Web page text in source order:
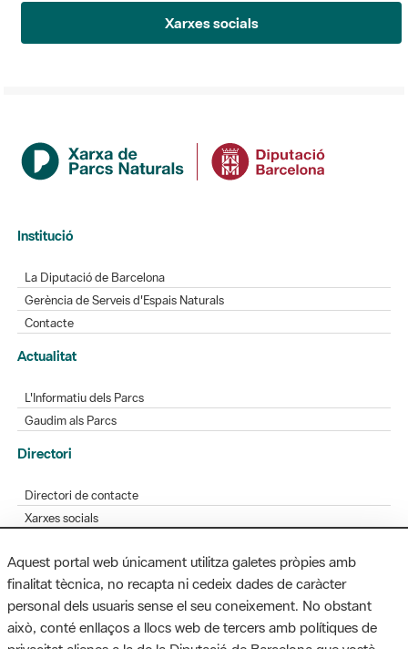
Xarxes socials
Institució
La Diputació de Barcelona
Gerència de Serveis d'Espais Naturals
Contacte
Actualitat
L'Informatiu dels Parcs
Gaudim als Parcs
Directori
Directori de contacte
Xarxes socials
Bústia de suggeriments
Opineu sobre els parcs
Aquest portal web únicament utilitza galetes pròpies amb
finalitat tècnica, no recapta ni cedeix dades de caràcter
personal dels usuaris sense el seu coneixement. No obstant
això, conté enllaços a llocs web de tercers amb polítiques de